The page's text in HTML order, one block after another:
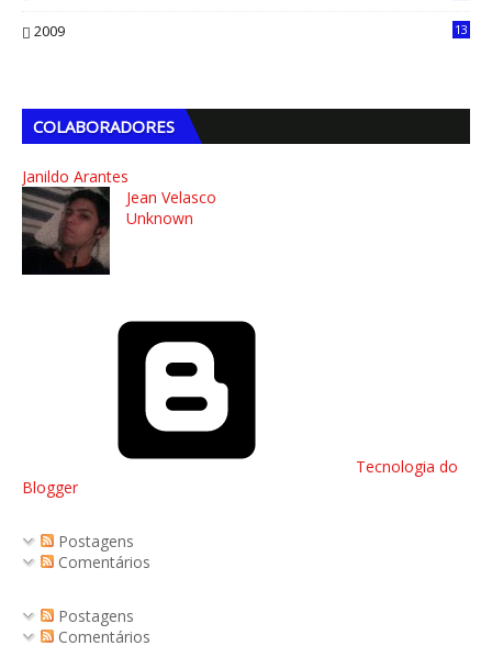
2009
13
COLABORADORES
Janildo Arantes
Jean Velasco
Unknown
Tecnologia do
Blogger
Postagens
Comentários
Postagens
Comentários